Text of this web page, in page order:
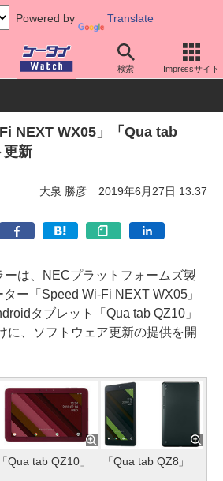
Powered by Translate
検索 Impressサイト
au ソフト更新
NEXT WX05」「Qua tab
更新
大泉 勝彦 2019年6月27日 13:37
は、NECプラットフォームズ製
ー「Speed Wi-Fi NEXT WX05」
タブレット「Qua tab QZ10」
に、ソフトウェア更新の提供を開
「Qua tab QZ10」 「Qua tab QZ8」